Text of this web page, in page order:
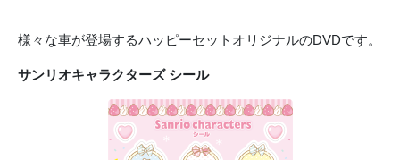
様々な車が登場するハッピーセットオリジナルのDVDです。
サンリオキャラクターズ シール